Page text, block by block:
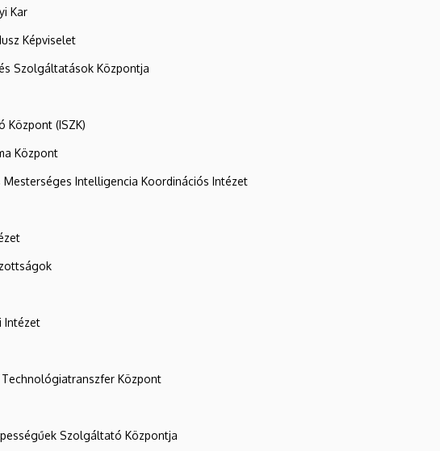
Kar
Képviselet
Szolgáltatások Központja
Központ (ISZK)
Központ
Mesterséges Intelligencia Koordinációs Intézet
Intézet
Központ
Szolgáltató Központja